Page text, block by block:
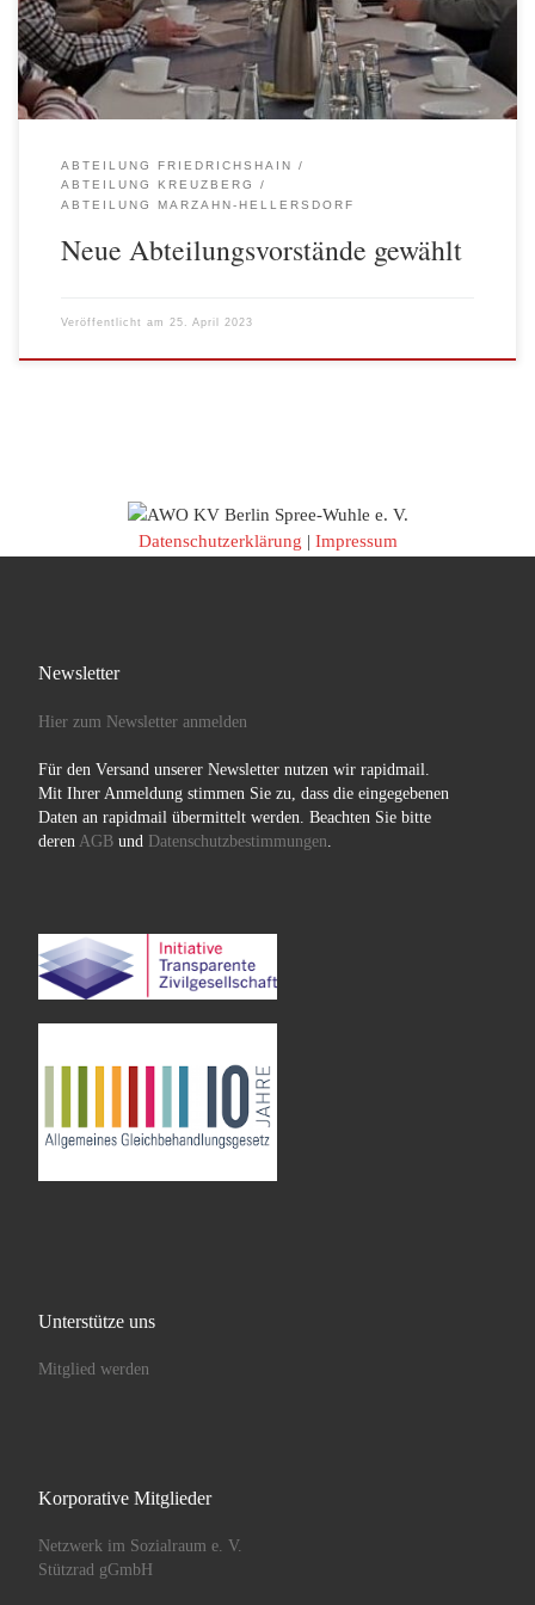
stellvertretender Vorsitzender Christian Meyerdierks als Beisitzer
Holger Langkau […]
ABTEILUNG FRIEDRICHSHAIN
ABTEILUNG KREUZBERG
ABTEILUNG MARZAHN-HELLERSDORF
Neue Abteilungsvorstände gewählt
Veröffentlicht am 25. April 2023
Datenschutzerklärung | Impressum
Newsletter
Hier zum Newsletter anmelden
Für den Versand unserer Newsletter nutzen wir rapidmail.
Mit Ihrer Anmeldung stimmen Sie zu, dass die eingegebenen
Daten an rapidmail übermittelt werden. Beachten Sie bitte
deren AGBund Datenschutzbestimmungen
Unterstütze uns
Mitglied werden
Korporative Mitglieder
Netzwerk im Sozialraum e. V.
Stützrad gGmbH